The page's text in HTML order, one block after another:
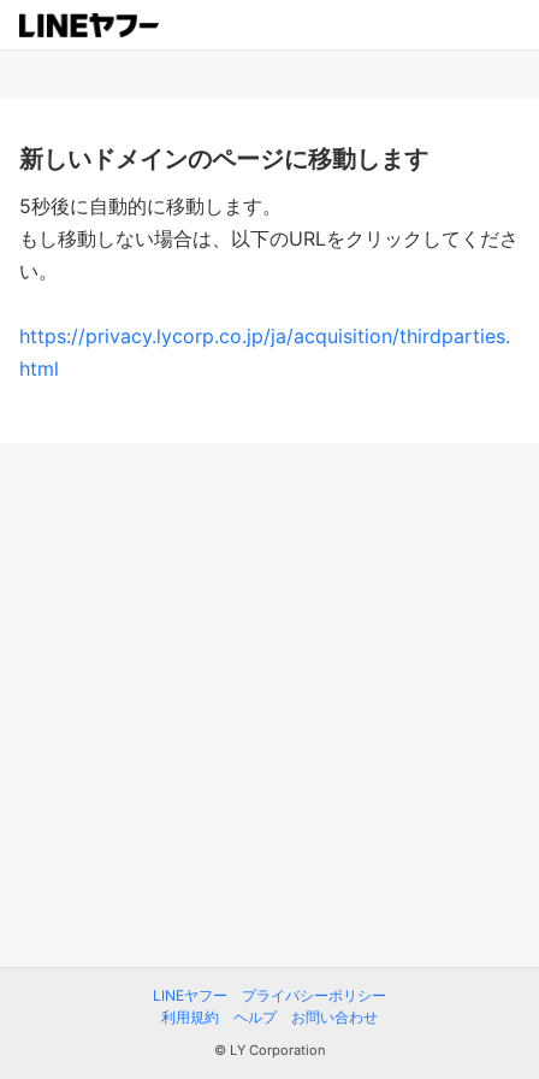
新しいドメインのページに移動します
5秒後に自動的に移動します。
もし移動しない場合は、以下のURLをクリックしてくださ
い。
https://privacy.lycorp.co.jp/ja/acquisition/thirdparties.
html
LINEヤフー
プライバシーポリシー
利用規約
ヘルプ お問い合わせ
© LY Corporation